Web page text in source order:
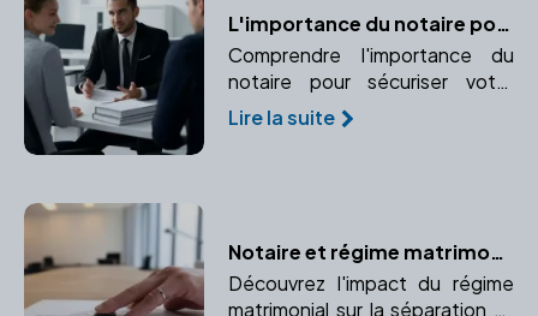
L'importance du notaire pour sécuriser votre mariage
Comprendre l'importance du
notaire pour sécuriser votre
mariage et protéger vos
intérêts juridiques et financiers.
Lire la suite
Notaire et régime matrimonial : Quelles conséquences lors d'un divorce ?
Découvrez l'impact du régime
matrimonial sur la séparation et